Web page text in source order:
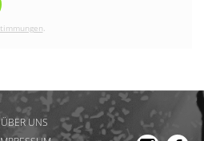
.
ÜBER UNS